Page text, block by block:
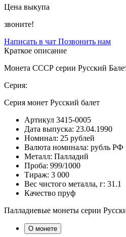
Цена выкупа
звоните!
Написать в чат Позвонить нам
Краткое описание
Монета СССР серии Русский
Серия:
Серия монет Русский балет
Артикул 3415-0005
Дата выпуска: 23.04.1990
Номинал: 25 рублей
Валюта номинала: рубль РФ
Металл: Палладий
Проба: 999/1000
Тираж: 3 000
Вес чистого металла, г: 31.1
Качество пруф
Палладиевые монеты серии
О монете